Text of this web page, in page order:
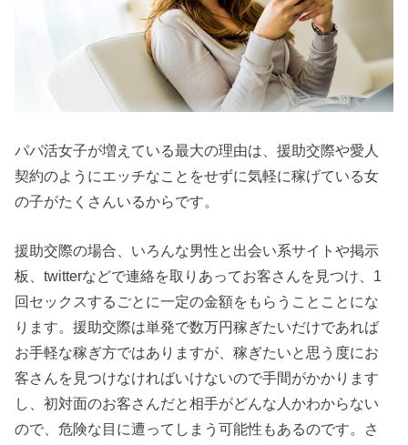
パパ活女子が増えている最大の理由は、援助交際や愛人
契約のようにエッチなことをせずに気軽に稼げている女
の子がたくさんいるからです。
援助交際の場合、いろんな男性と出会い系サイトや掲示
板、twitterなどで連絡を取りあってお客さんを見つけ、1
回セックスするごとに一定の金額をもらうことことにな
ります。援助交際は単発で数万円稼ぎたいだけであれば
お手軽な稼ぎ方ではありますが、稼ぎたいと思う度にお
客さんを見つけなければいけないので手間がかかります
し、初対面のお客さんだと相手がどんな人かわからない
ので、危険な目に遭ってしまう可能性もあるのです。さ